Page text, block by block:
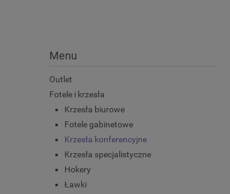
Menu
Outlet
Fotele i krzesła
Krzesła biurowe
Fotele gabinetowe
Krzesła konferencyjne
Krzesła specjalistyczne
Hokery
Ławki